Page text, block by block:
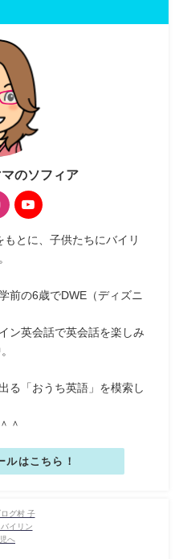
のソフィア
とに、子供たちにバイリ
前の6歳でDWE（ディズニ
ン英会話で英会話を楽しみ
る「おうち英語」を模索し
＾
ルはこちら！